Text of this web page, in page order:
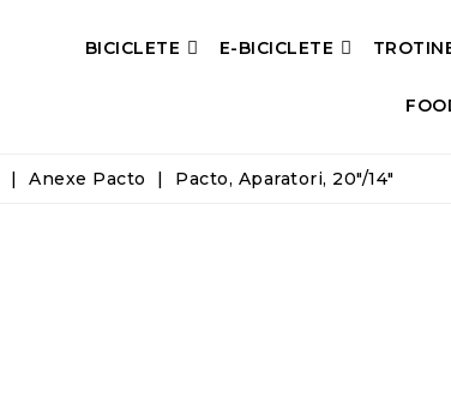
BICICLETE E-BICICLETE
Anexe Pacto Pacto, Aparatori, 20"/14"